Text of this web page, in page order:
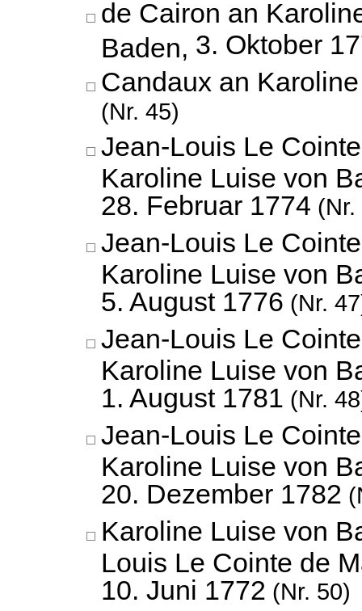
de Cairon an
Baden, 3. Oktober
Candaux an
(Nr. 45)
Jean-Louis Le
Karoline Luise von
28. Februar 1774 (Nr.
Jean-Louis Le
Karoline Luise von
5. August 1776 (Nr.
Jean-Louis Le
Karoline Luise von
1. August 1781 (Nr.
Jean-Louis Le
Karoline Luise von
20. Dezember 1782
Karoline Luise von
Louis Le Cointe de
10. Juni 1772 (Nr. 50)